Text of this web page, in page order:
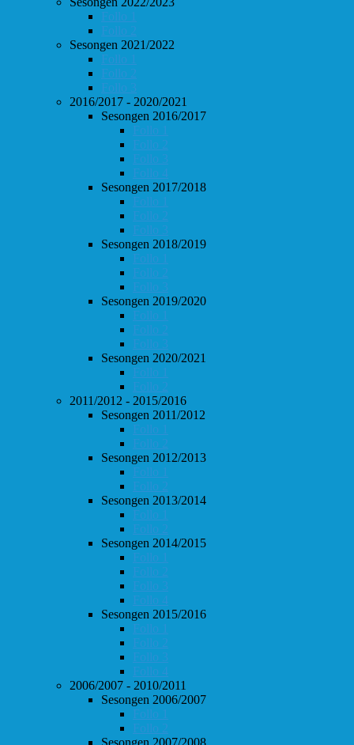
Follo 1
Follo 2
Sesongen 2021/2022
Follo 1
Follo 2
Follo 3
2016/2017 - 2020/2021
Sesongen 2016/2017
Follo 1
Follo 2
Follo 3
Follo 4
Sesongen 2017/2018
Follo 1
Follo 2
Follo 3
Sesongen 2018/2019
Follo 1
Follo 2
Follo 3
Sesongen 2019/2020
Follo 1
Follo 2
Follo 3
Sesongen 2020/2021
Follo 1
Follo 2
2011/2012 - 2015/2016
Sesongen 2011/2012
Follo 1
Follo 2
Sesongen 2012/2013
Follo 1
Follo 2
Sesongen 2013/2014
Follo 1
Follo 2
Sesongen 2014/2015
Follo 1
Follo 2
Follo 3
Follo 4
Sesongen 2015/2016
Follo 1
Follo 2
Follo 3
Follo 4
2006/2007 - 2010/2011
Sesongen 2006/2007
Follo 1
Follo 2
Sesongen 2007/2008